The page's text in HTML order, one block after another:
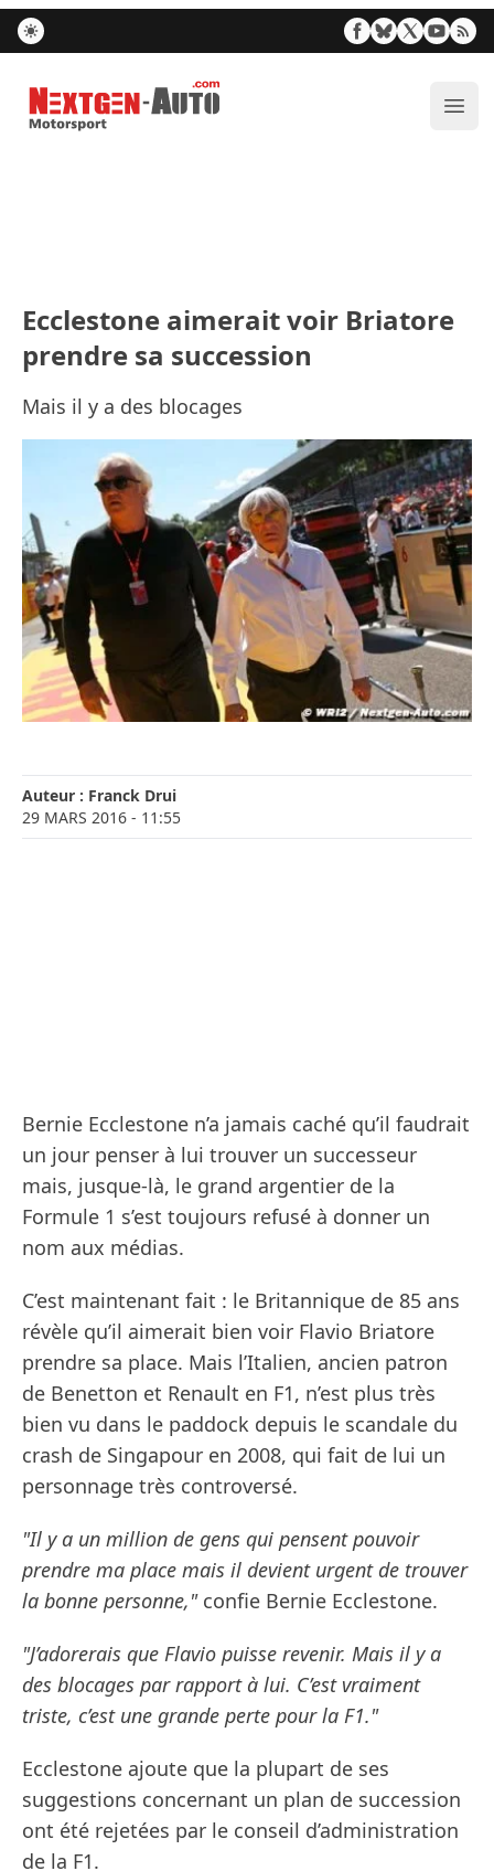
Nextgen-Auto.com
Ecclestone aimerait voir Briatore
prendre sa succession
Mais il y a des blocages
Auteur : Franck Drui
29 MARS 2016 - 11:55
Bernie Ecclestone n’a jamais caché qu’il faudrait
un jour penser à lui trouver un successeur
mais, jusque-là, le grand argentier de la
Formule 1 s’est toujours refusé à donner un
nom aux médias.
C’est maintenant fait : le Britannique de 85 ans
révèle qu’il aimerait bien voir Flavio Briatore
prendre sa place. Mais l’Italien, ancien patron
de Benetton et Renault en F1, n’est plus très
bien vu dans le paddock depuis le scandale du
crash de Singapour en 2008, qui fait de lui un
personnage très controversé.
"Il y a un million de gens qui pensent pouvoir
prendre ma place mais il devient urgent de trouver
la bonne personne,"confie Bernie Ecclestone.
"J’adorerais que Flavio puisse revenir. Mais il y a
des blocages par rapport à lui. C’est vraiment
triste, c’est une grande perte pour la F1."
Ecclestone ajoute que la plupart de ses
suggestions concernant un plan de succession
ont été rejetées par le conseil d’administration
de la F1.